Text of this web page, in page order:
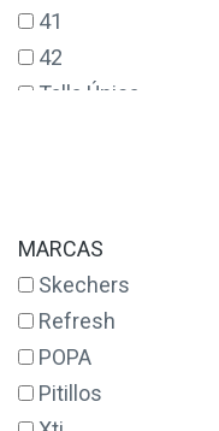
41
42
Talla Única
MARCAS
Skechers
Refresh
POPA
Pitillos